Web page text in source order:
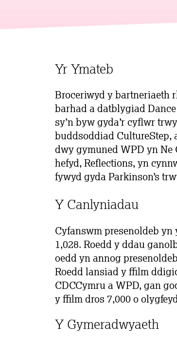
Yr Ymateb
Broceriwyd y bartneriaeth
barhad a datblygiad Dance
sy’n byw gyda’r cyflwr
buddsoddiad
dwy gymuned WPD yn Ne
hefyd, Reflections, yn
fywyd gyda Parkinson’s
Y Canlyniadau
Cyfanswm presenoldeb yn
1,028. Roedd y ddau
oedd yn annog
Roedd lansiad y ffilm
CDCCymru a WPD, gan
y ffilm dros 7,000 o
Y Gymeradwyaeth